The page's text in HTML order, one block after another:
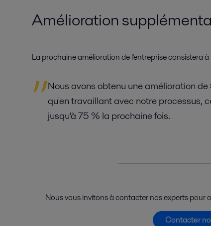
Amélioration
La prochaine amélioration de l'entreprise consistera
Nous avons obtenu une amélioration
qu'en travaillant avec notre processus,
jusqu'à 75 % la prochaine fois.
Nous vous invitons à contacter nos experts pour
Contacter